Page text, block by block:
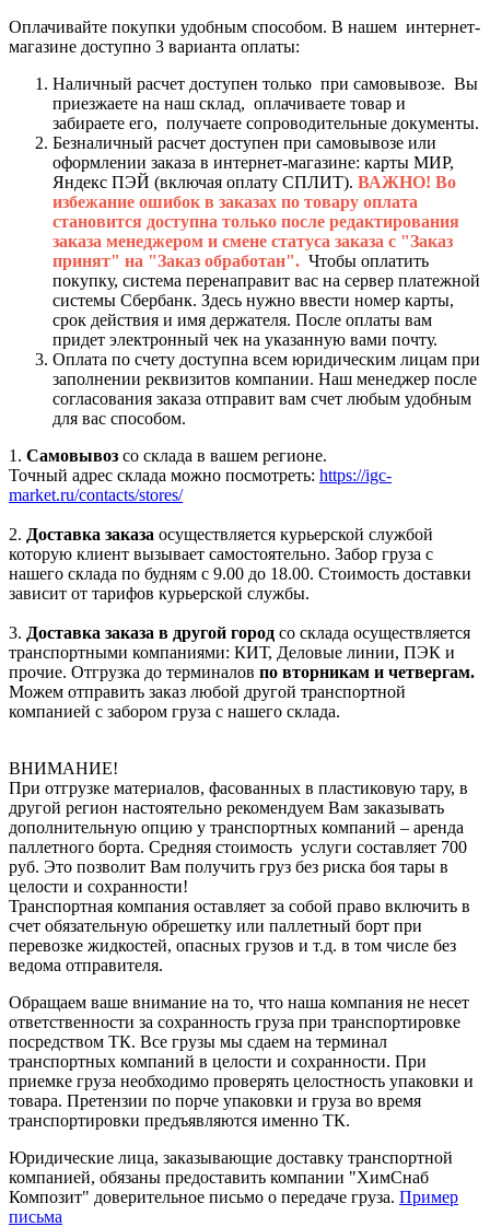
Оплачивайте покупки удобным способом. В нашем интернет-
магазине доступно 3 варианта оплаты:
Наличный расчет доступен только при самовывозе. Вы
приезжаете на наш склад, оплачиваете товар и
забираете его, получаете сопроводительные документы.
Безналичный расчет доступен при самовывозе или
оформлении заказа в интернет-магазине: карты МИР,
Яндекс ПЭЙ (включая оплату СПЛИТ). ВАЖНО! Во
избежание ошибок в заказах по товару оплата
становится доступна только после редактирования
заказа менеджером и смене статуса заказа с "Заказ
принят" на "Заказ обработан". Чтобы оплатить
покупку, система перенаправит вас на сервер платежной
системы Сбербанк. Здесь нужно ввести номер карты,
срок действия и имя держателя. После оплаты вам
придет электронный чек на указанную вами почту.
Оплата по счету доступна всем юридическим лицам при
заполнении реквизитов компании. Наш менеджер после
согласования заказа отправит вам счет любым удобным
для вас способом.
1. Самовывоз со склада в вашем регионе.
Точный адрес склада можно посмотреть: https://igc-
market.ru/contacts/stores/
2. Доставка заказа осуществляется курьерской службой
которую клиент вызывает самостоятельно. Забор груза с
нашего склада по будням с 9.00 до 18.00. Стоимость доставки
зависит от тарифов курьерской службы.
3. Доставка заказа в другой город со склада осуществляется
транспортными компаниями: КИТ, Деловые линии, ПЭК и
прочие. Отгрузка до терминалов по вторникам и четвергам.
Можем отправить заказ любой другой транспортной
компанией с забором груза с нашего склада.
ВНИМАНИЕ!
При отгрузке материалов, фасованных в пластиковую тару, в
другой регион настоятельно рекомендуем Вам заказывать
дополнительную опцию у транспортных компаний – аренда
паллетного борта. Средняя стоимость услуги составляет 700
руб. Это позволит Вам получить груз без риска боя тары в
целости и сохранности!
Транспортная компания оставляет за собой право включить в
счет обязательную обрешетку или паллетный борт при
перевозке жидкостей, опасных грузов и т.д. в том числе без
ведома отправителя.
Обращаем ваше внимание на то, что наша компания не несет
ответственности за сохранность груза при транспортировке
посредством ТК. Все грузы мы сдаем на терминал
транспортных компаний в целости и сохранности. При
приемке груза необходимо проверять целостность упаковки и
товара. Претензии по порче упаковки и груза во время
транспортировки предъявляются именно ТК.
Юридические лица, заказывающие доставку транспортной
компанией, обязаны предоставить компании "ХимСнаб
Композит" доверительное письмо о передаче груза. Пример
письма